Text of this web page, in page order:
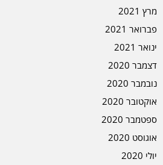
מרץ 2021
פברואר 2021
ינואר 2021
דצמבר 2020
נובמבר 2020
אוקטובר 2020
ספטמבר 2020
אוגוסט 2020
יולי 2020